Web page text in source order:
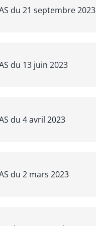
du 21 septembre 2023
du 13 juin 2023
du 4 avril 2023
du 2 mars 2023